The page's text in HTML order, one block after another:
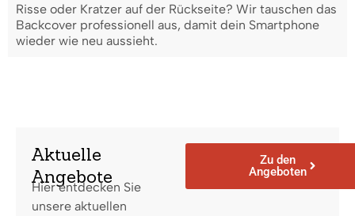
Risse oder Kratzer auf der Rückseite? Wir tauschen das
Backcover professionell aus, damit dein Smartphone
wieder wie neu aussieht.
Aktuelle
Angebote
Hier entdecken Sie
unsere aktuellen
Zu den
Angeboten